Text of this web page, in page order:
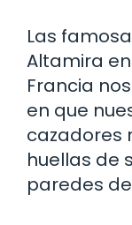
Las
Altamira
Francia
en que
cazadores
huellas de
paredes